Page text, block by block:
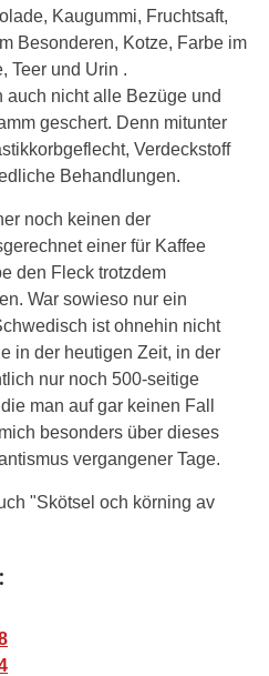
Kaugummi, Fruchtsaft,
Besonderen, Kotze, Farbe im
Teer und Urin .
nicht alle Bezüge und
geschert. Denn mitunter
Verdeckstoff
Behandlungen.
noch keinen der
einer für Kaffee
den Fleck trotzdem
War sowieso nur ein
ist ohnehin nicht
in der heutigen Zeit, in der
nur noch 500-seitige
man auf gar keinen Fall
besonders über dieses
vergangener Tage.